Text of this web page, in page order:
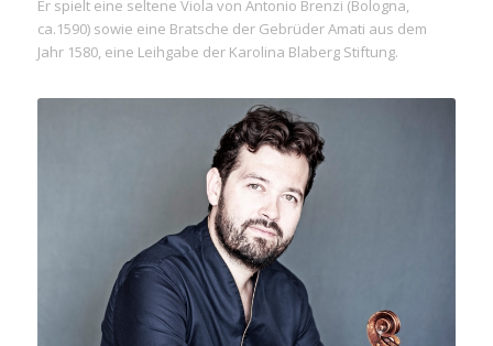
Er spielt eine seltene Viola von Antonio Brenzi (Bologna,
ca.1590) sowie eine Bratsche der Gebrüder Amati aus dem
Jahr 1580, eine Leihgabe der Karolina Blaberg Stiftung.